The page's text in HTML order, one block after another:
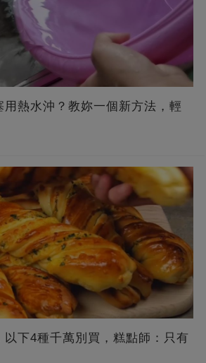
用熱水沖？教妳一個新方法，輕
下4種千萬別買，糕點師：只有